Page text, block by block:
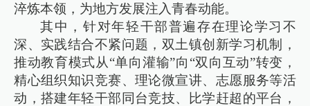
淬炼本领，为地方发展注入青春动能。
其中，针对年轻干部普遍存在理论学习不
深、实践结合不紧问题，双土镇创新学习机制，
推动教育模式从“单向灌输”向“双向互动”转变，
精心组织知识竞赛、理论微宣讲、志愿服务等活
动，搭建年轻干部同台竞技、比学赶超的平台，